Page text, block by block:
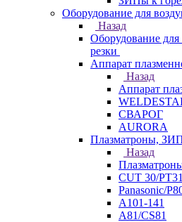
Оборудование для
Назад
Оборудование
резки
Аппарат
Назад
Аппарат
СВАРОГ
AURORA
Плазматроны,
Назад
CUT 30/PT31
Panasonic/
А101-141
А81/CS81